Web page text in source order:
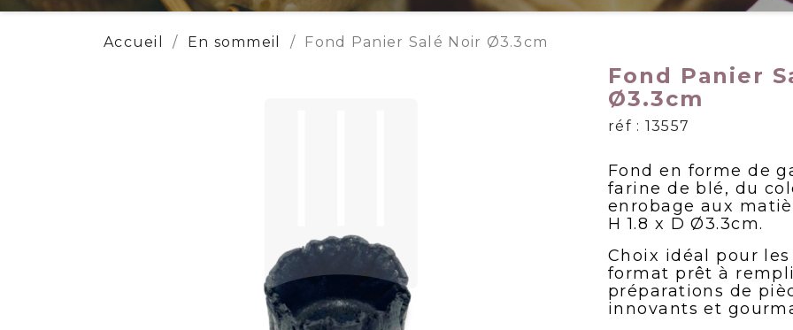
Accueil En sommeil Fond Panier Salé Noir Ø3.3cm
Fond Panier
Ø3.3cm
réf : 13557
Fond en forme de
farine de blé, du
enrobage aux
H 1.8 x D Ø3.3cm.
Choix idéal pour
format prêt à
préparations de
innovants et